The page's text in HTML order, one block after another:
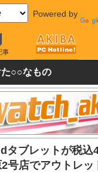
Powered by
事秋葉原情報 価格情報
○○なもの
タブレットが税込
号店でアウトレッ